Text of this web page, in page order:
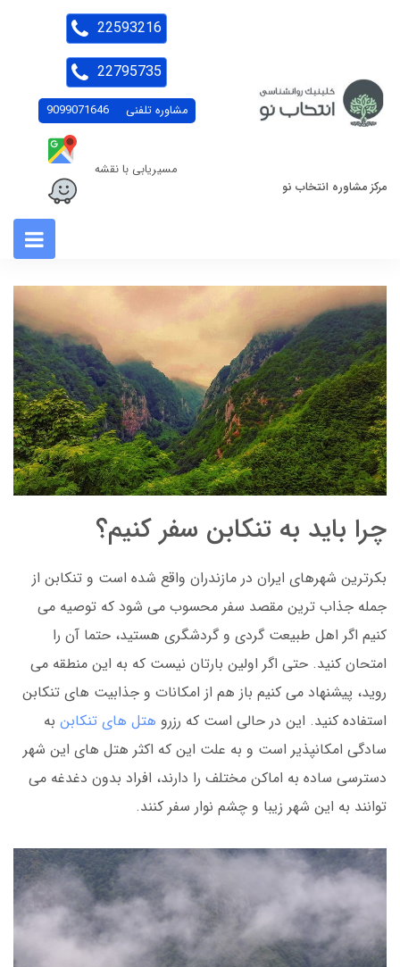
مرکز مشاوره انتخاب نو
مشاوره تلفنی 9099071646
مسیریابی با نقشه
22593216
22795735
چرا باید به تنکابن سفر کنیم؟
بکرترین شهرهای ایران در مازندران واقع شده است و تنکابن از
جمله جذاب ترین مقصد سفر محسوب می شود که توصیه می
کنیم اگر اهل طبیعت گردی و گردشگری هستید، حتما آن را
امتحان کنید. حتی اگر اولین بارتان نیست که به این منطقه می
روید، پیشنهاد می کنیم باز هم از امکانات و جذابیت های تنکابن
استفاده کنید. این در حالی است که رزرو هتل های تنکابن به
سادگی امکانپذیر است و به علت این که اکثر هتل های این شهر
دسترسی ساده به اماکن مختلف را دارند، افراد بدون دغدغه می
توانند به این شهر زیبا و چشم نوار سفر کنند.